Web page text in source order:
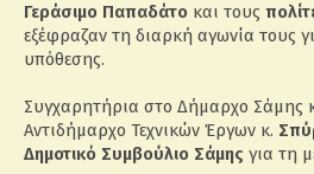
Γεράσιμο Παπαδάτο και τους
εξέφραζαν τη διαρκή αγωνία τους
υπόθεσης.
Συγχαρητήρια στο Δήμαρχο Σάμης
Αντιδήμαρχο Τεχνικών Έργων κ.
Δημοτικό Συμβούλιο Σάμης για τη